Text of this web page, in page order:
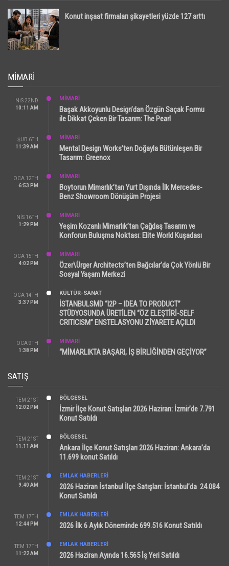
Konut inşaat firmaları şikayetleri yüzde 127 arttı
MIMARI
NIS 22ND
10:11 AM
MİMARİ
Başak Akkoyunlu Design’dan Özgün Saçak Formu
ile Dikkat Çeken Bir Tasarım: The Pearl
ŞUB 6TH
11:39 AM
MİMARİ
Mental Design Works’ten Doğayla Bütünleşen Bir
Tasarım: Greenox
OCA 12TH
6:53 PM
MİMARİ
Boytorun Mimarlık’tan Yurt Dışında İlk Mercedes-
Benz Showroom Dönüşüm Projesi
NIS 16TH
1:29 PM
MİMARİ
Yeşim Kozanlı Mimarlık’tan Çağdaş Tasarım ve
Konforun Buluşma Noktası: Elite World Kuşadası
OCA 15TH
4:02 PM
MİMARİ
Özer\Ürger Architects’ten Bağcılar’da Çok Yönlü Bir
Sosyal Yaşam Merkezi
OCA 14TH
3:37 PM
KÜLTÜR-SANAT
İSTANBULSMD “I2P – IDEA TO PRODUCT”
STÜDYOSUNDA ÜRETİLEN “ÖZ ELEŞTİRİ-SELF
CRITICISM” ENSTELASYONU ZİYARETE AÇILDI
OCA 9TH
1:38 PM
MİMARİ
“MİMARLIKTA BAŞARI, İŞ BİRLİĞİNDEN GEÇİYOR”
SATIŞ
TEM 21ST
12:02 PM
BÖLGESEL
İzmir İlçe Konut Satışları 2026 Haziran: İzmir’de 7.791
Konut Satıldı
TEM 21ST
11:11 AM
BÖLGESEL
Ankara İlçe Konut Satışları 2026 Haziran: Ankara’da
11.699 konut Satıldı
TEM 21ST
9:40 AM
EMLAK HABERLERI
2026 Haziran İstanbul İlçe Satışları: İstanbul’da 24.084
Konut Satıldı
TEM 17TH
12:44 PM
EMLAK HABERLERI
2026 İlk 6 Aylık Döneminde 699.516 Konut Satıldı
TEM 17TH
11:22 AM
EMLAK HABERLERI
2026 Haziran Ayında 16.565 İş Yeri Satıldı